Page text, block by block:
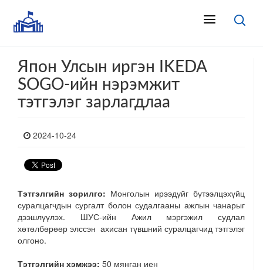
Япон Улсын иргэн IKEDA
SOGO-ийн нэрэмжит
тэтгэлэг зарлагдлаа
2024-10-24
Тэтгэлгийн зорилго: Монголын ирээдүйг бүтээлцэхүйц
суралцагчдын сургалт болон судалгааны ажлын чанарыг
дээшлүүлэх. ШУС-ийн Ажил мэргэжил судлал
хөтөлбөрөөр элссэн ахисан түвшний суралцагчид тэтгэлэг
олгоно.
Тэтгэлгийн хэмжээ: 50 мянган иен